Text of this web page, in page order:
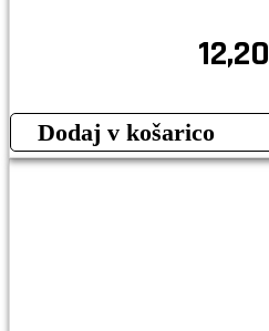
12,20
Dodaj v košarico